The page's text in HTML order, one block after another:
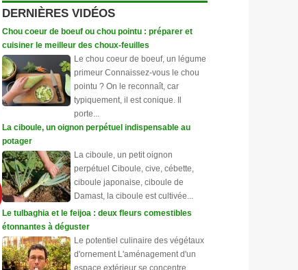
DERNIÈRES VIDÉOS
Chou coeur de boeuf ou chou pointu : préparer et
cuisiner le meilleur des choux-feuilles
Le chou coeur de boeuf, un légume
primeur Connaissez-vous le chou
pointu ? On le reconnaît, car
typiquement, il est conique. Il
porte...
La ciboule, un oignon perpétuel indispensable au
potager
La ciboule, un petit oignon
perpétuel Ciboule, cive, cébette,
ciboule japonaise, ciboule de
Damast, la ciboule est cultivée...
Le tulbaghia et le feijoa : deux fleurs comestibles
étonnantes à déguster
Le potentiel culinaire des végétaux
d'ornement L'aménagement d'un
espace extérieur se concentre